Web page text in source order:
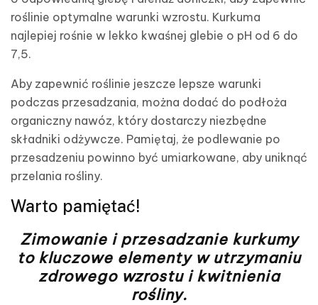
roślinie optymalne warunki wzrostu. Kurkuma
najlepiej rośnie w lekko kwaśnej glebie o pH od 6 do
7,5.
Aby zapewnić roślinie jeszcze lepsze warunki
podczas przesadzania, można dodać do podłoża
organiczny nawóz, który dostarczy niezbędne
składniki odżywcze. Pamiętaj, że podlewanie po
przesadzeniu powinno być umiarkowane, aby uniknąć
przelania rośliny.
Warto pamiętać!
Zimowanie i przesadzanie kurkumy
to kluczowe elementy w utrzymaniu
zdrowego wzrostu i kwitnienia
rośliny.